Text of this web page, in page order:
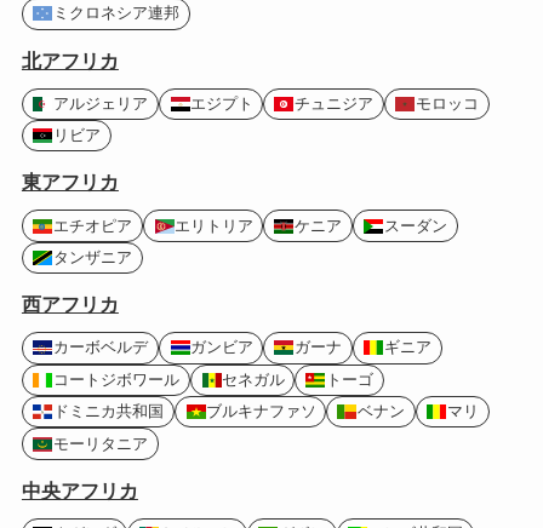
ミクロネシア連邦
北アフリカ
アルジェリア エジプト チュニジア
モロッコ
リビア
東アフリカ
エチオピア エリトリア ケニア
スーダン
タンザニア
西アフリカ
カーボベルデ ガンビア ガーナ
ギニア
コートジボワール
セネガル
トーゴ
ドミニカ共和国
ブルキナファソ ベナン
マリ
モーリタニア
中央アフリカ